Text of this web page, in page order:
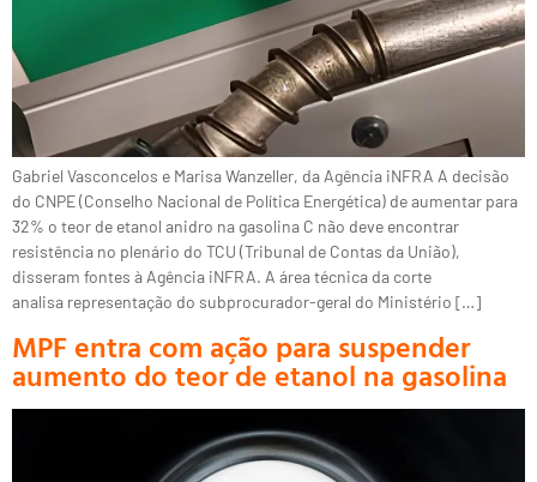
Gabriel Vasconcelos e Marisa Wanzeller, da Agência iNFRA A decisão
do CNPE (Conselho Nacional de Política Energética) de aumentar para
32% o teor de etanol anidro na gasolina C não deve encontrar
resistência no plenário do TCU (Tribunal de Contas da União),
disseram fontes à Agência iNFRA. A área técnica da corte
analisa representação do subprocurador-geral do Ministério […]
MPF entra com ação para suspender
aumento do teor de etanol na gasolina